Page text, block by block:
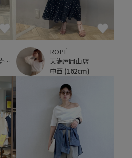
アミュプラザ長崎新館
ROPÉ
天満屋岡山店
中西 (162cm)